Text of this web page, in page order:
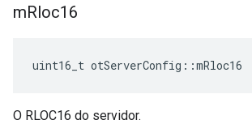
mRloc16
uint16_t otServerConfig ::mRloc16
O RLOC16 do servidor.